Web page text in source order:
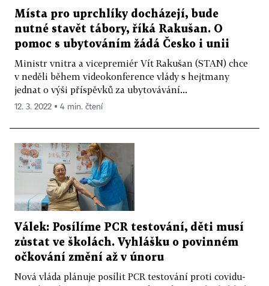
Místa pro uprchlíky docházejí, bude
nutné stavět tábory, říká Rakušan. O
pomoc s ubytováním žádá Česko i unii
Ministr vnitra a vicepremiér Vít Rakušan (STAN) chce
v neděli během videokonference vlády s hejtmany
jednat o výši příspěvků za ubytovávání...
12. 3. 2022 ▪ 4 min. čtení
Válek: Posílíme PCR testování, děti musí
zůstat ve školách. Vyhlášku o povinném
očkování změní až v únoru
Nová vláda plánuje posílit PCR testování proti covidu-